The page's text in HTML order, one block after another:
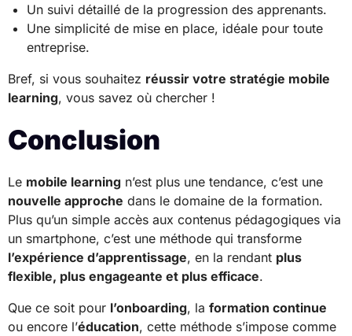
Un suivi détaillé de la progression des apprenants.
Une simplicité de mise en place, idéale pour toute
entreprise.
Bref, si vous souhaitez réussir votre stratégie mobile
learning, vous savez où chercher !
Conclusion
Le mobile learning n’est plus une tendance, c’est une
nouvelle approche dans le domaine de la formation.
Plus qu’un simple accès aux contenus pédagogiques via
un smartphone, c’est une méthode qui transforme
l’expérience d’apprentissage, en la rendant plus
flexible, plus engageante et plus efficace.
Que ce soit pour l’onboarding, la formation continue
ou encore l’éducation, cette méthode s’impose comme